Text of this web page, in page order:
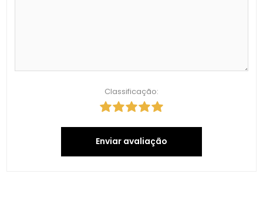
Classificação:
Enviar avaliação